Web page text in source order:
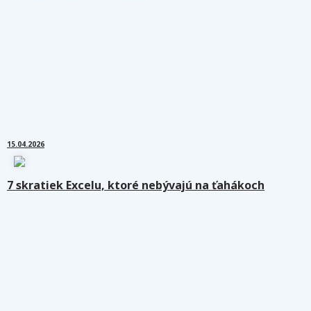
15.04.2026
7 skratiek Excelu, ktoré nebývajú na ťahákoch